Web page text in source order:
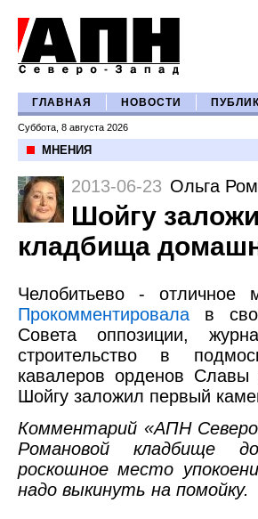
ГЛАВНАЯ НОВОСТИ
Суббота, 8 августа 2026
МНЕНИЯ
2013-06-23 Ольга
Шойгу
кладбища
Челобитьево - отличное
Прокомментировала в
Совета оппозиции,
строительство в
кавалеров орденов
Шойгу заложил первый
Комментарий «АПН
Романовой кладбище
роскошное место
надо выкинуть на помойку.